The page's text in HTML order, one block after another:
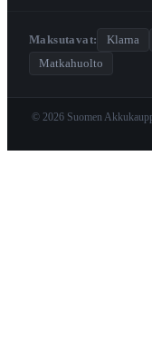
Maksutavat: Klarna
Matkahuolto
© 2026 Suomen